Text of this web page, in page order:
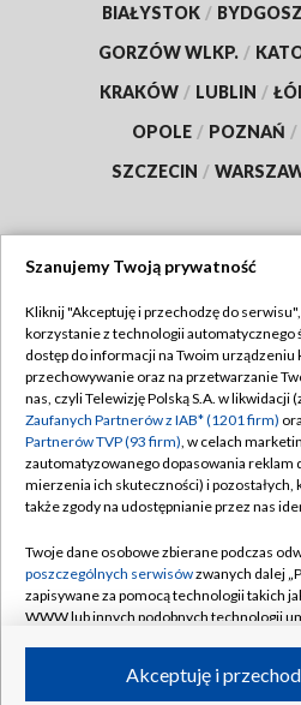
BIAŁYSTOK /
GORZÓW WLKP. /
KRAKÓW / LUBLIN /
OPOLE / POZNAŃ /
SZCZECIN /
TVP
Abonament TVP
Emisja w TVP
Centrum informacji TVP
Naziemna Telewizja Cyfrowa
Rada Programowa
System NOS
Informacje o nadawcy
Program dla prasy
Polityka
Moje
Szanujemy Twoją prywatność
Kliknij "Akceptuję i przechodzę do
korzystanie z technologii automatycznego
dostęp do informacji na Twoim urządzeniu
przechowywanie oraz na przetwarzanie
nas, czyli Telewizję Polską S.A. w likwidacji
Zaufanych Partnerów z IAB* (1201 firm)
Partnerów TVP (93 firm), w celach
zautomatyzowanego dopasowania reklam
mierzenia ich skuteczności) i pozostałych,
także zgody na udostępnianie przez nas
Twoje dane osobowe zbierane podczas
poszczególnych serwisówzwanych dalej
zapisywane za pomocą technologii takich
WWW lub innych podobnych technologii
ruchu w Internecie.Akceptuję i